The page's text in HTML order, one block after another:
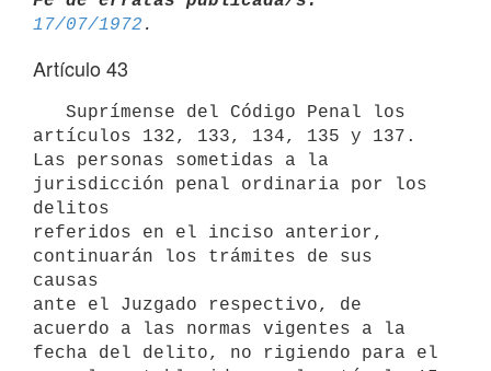
17/07/1972
Artículo 43
artículos 132, 133, 134, 135 y 137.
Las personas sometidas a la
jurisdicción penal ordinaria por los
delitos
referidos en el inciso anterior,
continuarán los trámites de sus
causas
ante el Juzgado respectivo, de
acuerdo a las normas vigentes a la
fecha del delito, no rigiendo para el